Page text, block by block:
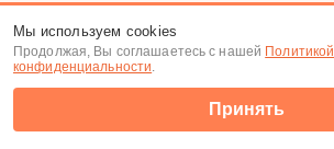
Мы используем cookies
Продолжая, Вы соглашаетесь с нашей Политикой
конфиденциальности.
Принять